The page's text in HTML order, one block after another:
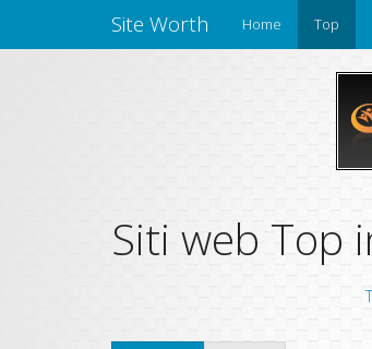
Site Worth Home Top
Siti web Top